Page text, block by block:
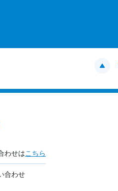
わせはこちら
合わせ